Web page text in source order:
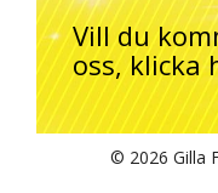
Vill du
oss, klicka
© 2026 Gilla